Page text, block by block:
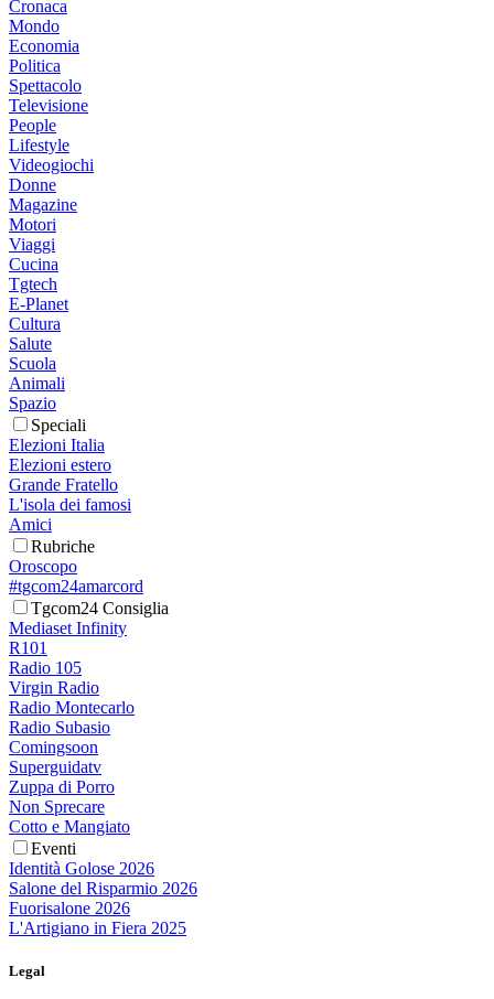
Cronaca
Mondo
Economia
Politica
Spettacolo
Televisione
People
Lifestyle
Videogiochi
Donne
Magazine
Motori
Viaggi
Cucina
Tgtech
E-Planet
Cultura
Salute
Scuola
Animali
Spazio
Speciali
Elezioni Italia
Elezioni estero
Grande Fratello
L'isola dei famosi
Amici
Rubriche
Oroscopo
#tgcom24amarcord
Tgcom24 Consiglia
Mediaset Infinity
R101
Radio 105
Virgin Radio
Radio Montecarlo
Radio Subasio
Comingsoon
Superguidatv
Zuppa di Porro
Non Sprecare
Cotto e Mangiato
Eventi
Identità Golose 2026
Salone del Risparmio 2026
Fuorisalone 2026
L'Artigiano in Fiera 2025
Legal